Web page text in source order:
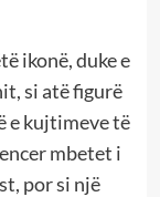
ikonë, duke e
si atë figurë
e kujtimeve të
mbetet i
por si një